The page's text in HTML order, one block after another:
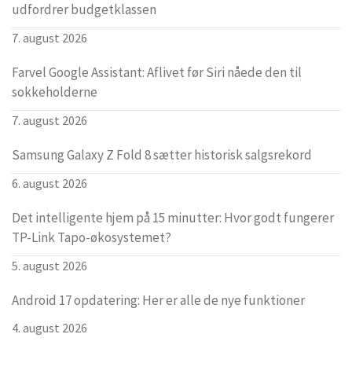
udfordrer budgetklassen
7. august 2026
Farvel Google Assistant: Aflivet før Siri nåede den til
sokkeholderne
7. august 2026
Samsung Galaxy Z Fold 8 sætter historisk salgsrekord
6. august 2026
Det intelligente hjem på 15 minutter: Hvor godt fungerer
TP-Link Tapo-økosystemet?
5. august 2026
Android 17 opdatering: Her er alle de nye funktioner
4. august 2026